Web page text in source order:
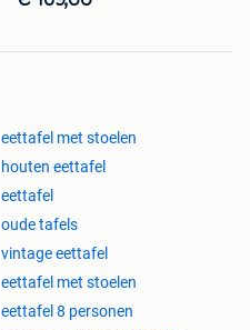
eettafel met stoelen
houten eettafel
eettafel
oude tafels
vintage eettafel
eettafel met stoelen
eettafel 8 personen